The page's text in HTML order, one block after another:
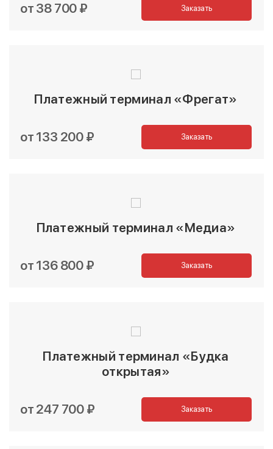
от 38 700 ₽ Заказать
Платежный терминал «Фрегат»
от 133 200 ₽ Заказать
Платежный терминал «Медиа»
от 136 800 ₽ Заказать
Платежный терминал «Будка
открытая»
от 247 700 ₽ Заказать